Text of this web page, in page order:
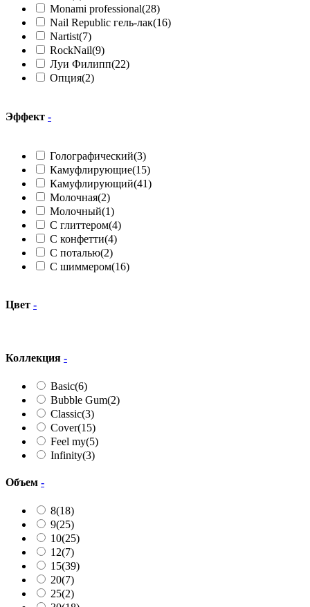
Monami professional(28)
Nail Republic гель-лак(16)
Nartist(7)
RockNail(9)
Луи Филипп(22)
Опция(2)
Эффект -
Голографический(3)
Камуфлирующие(15)
Камуфлирующий(41)
Молочная(2)
Молочный(1)
С глиттером(4)
С конфетти(4)
С поталью(2)
С шиммером(16)
Цвет -
Коллекция -
Basic(6)
Bubble Gum(2)
Classic(3)
Cover(15)
Feel my(5)
Infinity(3)
Объем -
8(18)
9(25)
10(25)
12(7)
15(39)
20(7)
25(2)